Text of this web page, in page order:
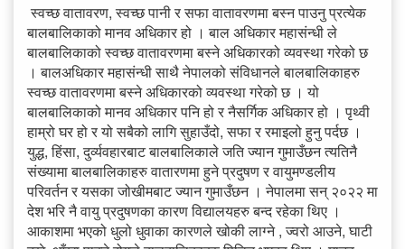
स्वच्छ वातावरण, स्वच्छ पानी र सफा वातावरणमा बस्न पाउनु प्रत्येक
बालबालिकाको मानव अधिकार हो । बाल अधिकार महासंन्धी ले
बालबालिकाको स्वच्छ वातावरणमा बस्ने अधिकारको व्यवस्था गरेको छ
। बालअधिकार महासंन्धी साथै नेपालको संविधानले बालबालिकाहरु
स्वच्छ वातावरणमा बस्ने अधिकारको व्यवस्था गरेको छ । यो
बालबालिकाको मानव अधिकार पनि हो र नैसर्गिक अधिकार हो । पृथ्वी
हाम्रो घर हो र यो सबैको लागि सुहाउँदो, सफा र रमाइलो हुनु पर्दछ ।
युद्ध, हिंसा, दुर्व्यवहारबाट बालबालिकाले जति ज्यान गुमाउँछन त्यतिनै
संख्यामा बालबालिकाहरु वातारणमा हुने प्रदुषण र वायुमण्डलीय
परिवर्तन र यसका जोखीमबाट ज्यान गुमाउँछन । नेपालमा सन् २०२२ मा
देश भरि नै वायु प्रदुषणका कारण विद्यालयहरु बन्द रहेका थिए ।
आकाशमा भएको धुलो धुवाका कारणले खोकी लाग्ने , ज्वरो आउने, घाटी